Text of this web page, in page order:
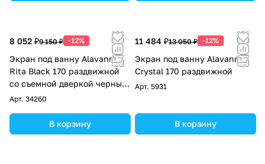
8 052 ₽9 150 ₽ -12%
Экран под ванну Alavann
Rita Black 170 раздвижной
со съемной дверкой черный
мрамор
Арт. 34260
В корзину
11 484 ₽13 050 ₽ -12%
Экран под ванну Alavann
Crystal 170 раздвижной
Арт. 5931
В корзину